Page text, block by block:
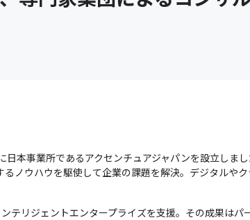
本事業所であるアクセンチュアジャパンを設立しまし
ノウハウを駆使して企業の課題を解決。デジタルやク
テリジェントエンタープライズを支援。その成果はパ